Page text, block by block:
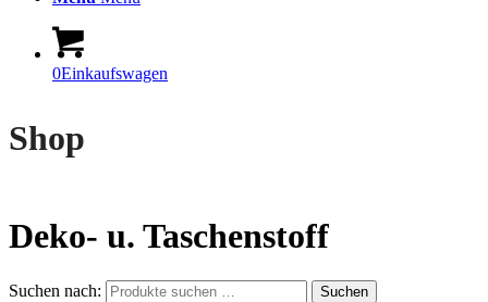
0Einkaufswagen
Shop
Deko- u. Taschenstoff
Suchen nach: Suchen